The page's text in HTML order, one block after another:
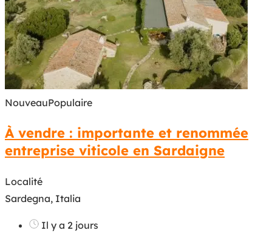
NouveauPopulaire
À vendre : importante et renommée
entreprise viticole en Sardaigne
Localité
Sardegna, Italia
Il y a 2 jours